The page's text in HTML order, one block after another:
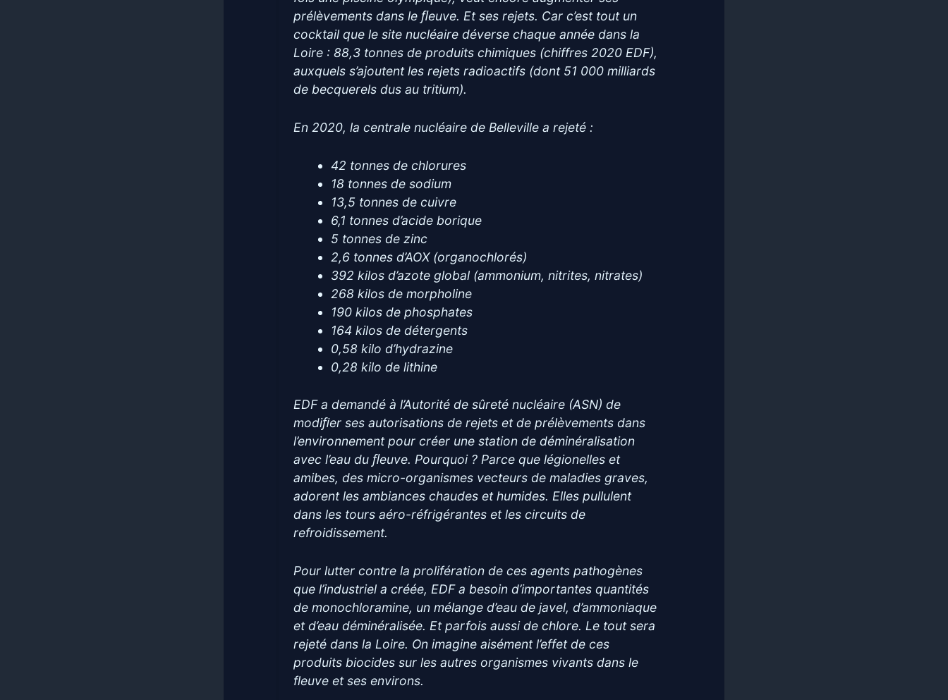
prélèvements dans le ﬂeuve. Et ses rejets. Car c’est tout un
cocktail que le site nucléaire déverse chaque année dans la
Loire : 88,3 tonnes de produits chimiques (chiffres 2020 EDF),
auxquels s’ajoutent les rejets radioactifs (dont 51 000 milliards
de becquerels dus au tritium).
En 2020, la centrale nucléaire de Belleville a rejeté :
42 tonnes de chlorures
18 tonnes de sodium
13,5 tonnes de cuivre
6,1 tonnes d’acide borique
5 tonnes de zinc
2,6 tonnes d’AOX (organochlorés)
392 kilos d’azote global (ammonium, nitrites, nitrates)
268 kilos de morpholine
190 kilos de phosphates
164 kilos de détergents
0,58 kilo d’hydrazine
0,28 kilo de lithine
EDF a demandé à l’Autorité de sûreté nucléaire (ASN) de
modiﬁer ses autorisations de rejets et de prélèvements dans
l’environnement pour créer une station de déminéralisation
avec l’eau du ﬂeuve. Pourquoi ? Parce que légionelles et
amibes, des micro-organismes vecteurs de maladies graves,
adorent les ambiances chaudes et humides. Elles pullulent
dans les tours aéro-réfrigérantes et les circuits de
refroidissement.
Pour lutter contre la prolifération de ces agents pathogènes
que l’industriel a créée, EDF a besoin d’importantes quantités
de monochloramine, un mélange d’eau de javel, d’ammoniaque
et d’eau déminéralisée. Et parfois aussi de chlore. Le tout sera
rejeté dans la Loire. On imagine aisément l’effet de ces
produits biocides sur les autres organismes vivants dans le
fleuve et ses environs.